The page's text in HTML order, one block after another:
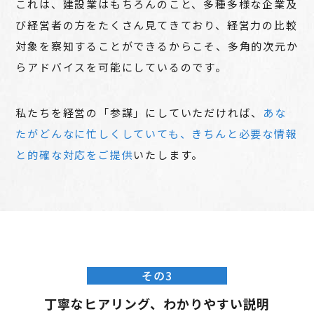
これは、建設業はもちろんのこと、多種多様な企業及
び経営者の方をたくさん見てきており、経営力の比較
対象を察知することができるからこそ、多角的次元か
らアドバイスを可能にしているのです。
私たちを経営の「参謀」にしていただければ、 あな
たがどんなに忙しくしていても、きちんと必要な情報
と的確な対応をご提供いたします。
その3
丁寧なヒアリング、わかりやすい説明